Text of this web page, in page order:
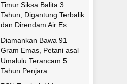
Timur Siksa Balita 3
Tahun, Digantung Terbalik
dan Direndam Air Es
Diamankan Bawa 91
Gram Emas, Petani asal
Umalulu Terancam 5
Tahun Penjara